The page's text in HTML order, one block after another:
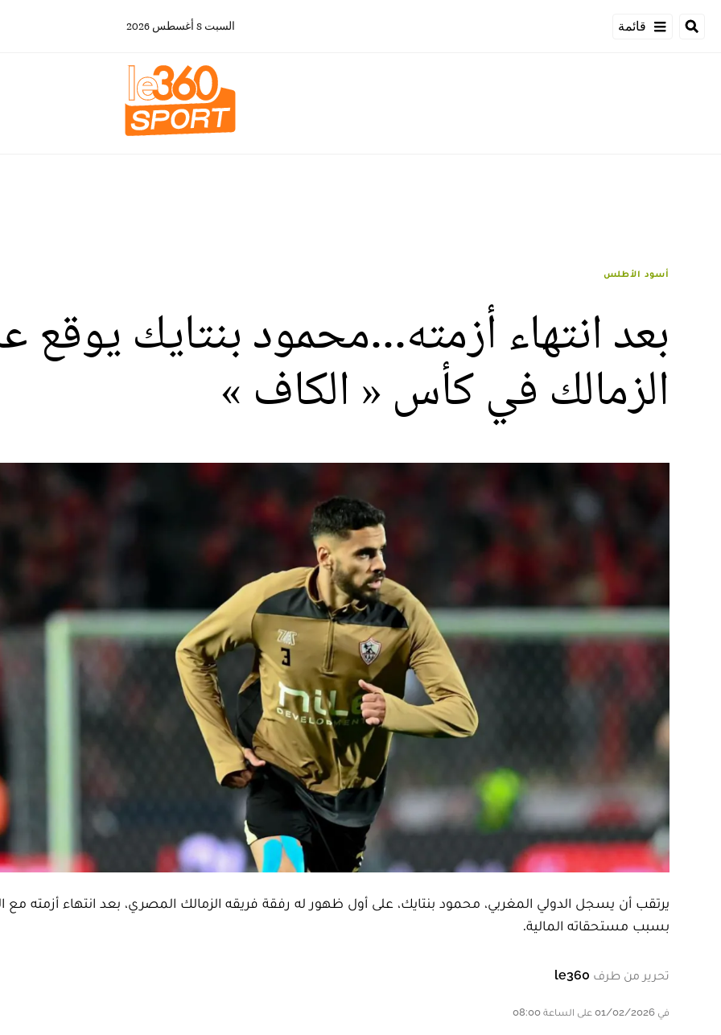
قائمة السبت 8 أغسطس 2026
أسود الأطلس
بعد انتهاء أزمته...محمود بنتايك
الزمالك في كأس « الكاف »
يرتقب أن يسجل الدولي المغربي، محمود بنتايك، على أول ظهور له رفقة فريقه الزمالك المصري، بعد انتهاء أزمته مع
بسبب مستحقاته المالية.
تحرير من طرف le360
في 01/02/2026 على الساعة 08:00